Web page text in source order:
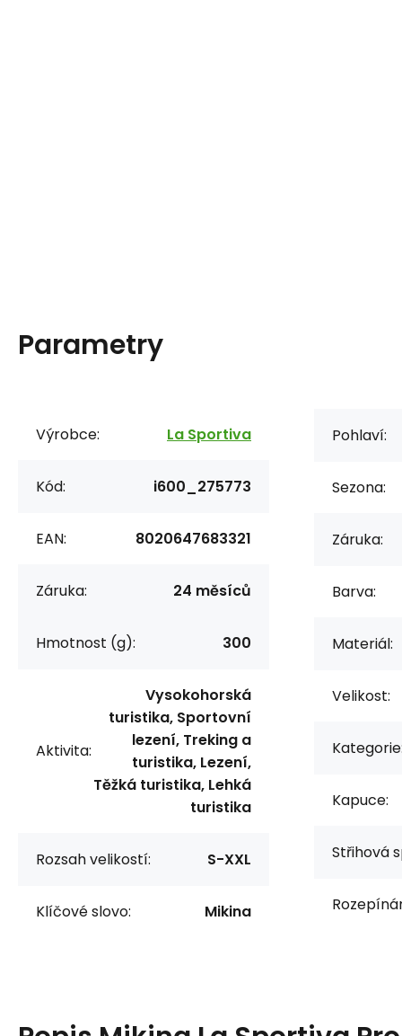
Parametry
Výrobce: La Sportiva
Kód: i600_275773
EAN: 8020647683321
Záruka: 24 měsíců
Hmotnost (g): 300
Aktivita:
Vysokohorská
turistika, Sportovní
lezení, Treking a
turistika, Lezení,
Těžká turistika, Lehká
turistika
Rozsah velikostí: S-XXL
Klíčové slovo: Mikina
Pohlaví:
Sezona:
Záruka:
Barva:
Materiál:
Velikost:
Kapuce:
Střihová